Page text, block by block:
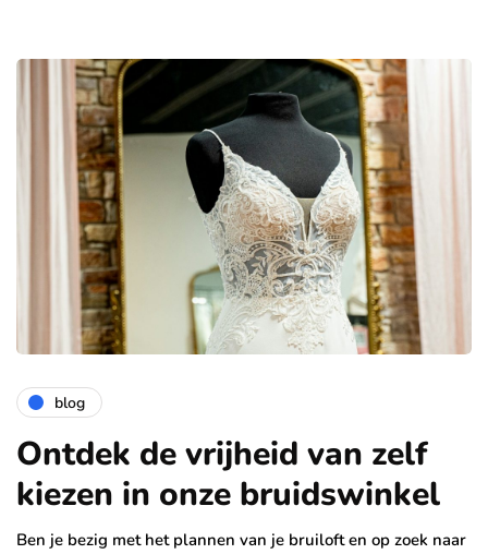
blog
Ontdek de vrijheid van zelf
kiezen in onze bruidswinkel
Ben je bezig met het plannen van je bruiloft en op zoek naar